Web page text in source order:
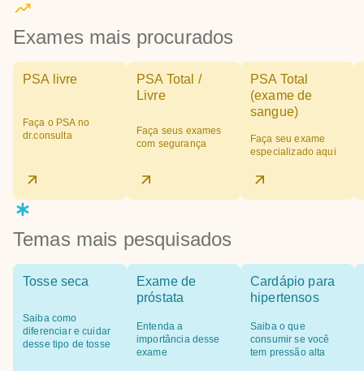
Exames mais procurados
PSA livre
Faça o PSA no
dr.consulta
PSA Total /
Livre
Faça seus exames
com segurança
PSA Total
(exame de
sangue)
Faça seu exame
especializado aqui
Temas mais pesquisados
Tosse seca
Saiba como
diferenciar e cuidar
desse tipo de tosse
Exame de
próstata
Entenda a
importância desse
exame
Cardápio para
hipertensos
Saiba o que
consumir se você
tem pressão alta